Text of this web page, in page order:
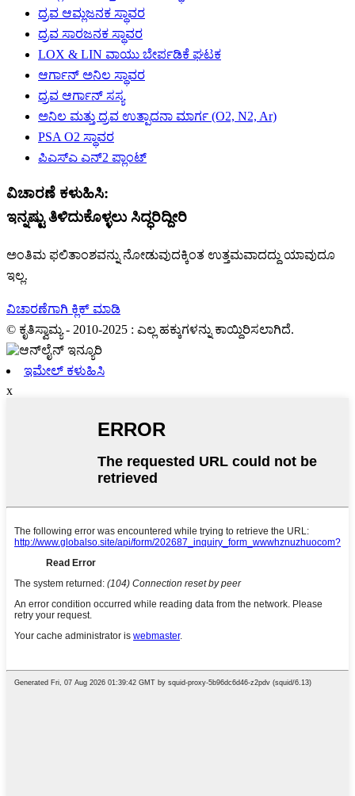
ದ್ರವ ಆಮ್ಲಜನಕ ಸ್ಥಾವರ
ದ್ರವ ಸಾರಜನಕ ಸ್ಥಾವರ
LOX & LIN ವಾಯು ಬೇರ್ಪಡಿಕೆ ಘಟಕ
ಆರ್ಗಾನ್ ಅನಿಲ ಸ್ಥಾವರ
ದ್ರವ ಆರ್ಗಾನ್ ಸಸ್ಯ
ಅನಿಲ ಮತ್ತು ದ್ರವ ಉತ್ಪಾದನಾ ಮಾರ್ಗ (O2, N2, Ar)
PSA O2 ಸ್ಥಾವರ
ಪಿಎಸ್ಎ ಎನ್2 ಪ್ಲಾಂಟ್
ವಿಚಾರಣೆ ಕಳುಹಿಸಿ:
ಇನ್ನಷ್ಟು ತಿಳಿದುಕೊಳ್ಳಲು ಸಿದ್ಧರಿದ್ದೀರಿ
ಅಂತಿಮ ಫಲಿತಾಂಶವನ್ನು ನೋಡುವುದಕ್ಕಿಂತ ಉತ್ತಮವಾದದ್ದು ಯಾವುದೂ
ಇಲ್ಲ.
ವಿಚಾರಣೆಗಾಗಿ ಕ್ಲಿಕ್ ಮಾಡಿ
© ಕೃತಿಸ್ವಾಮ್ಯ - 2010-2025 : ಎಲ್ಲ ಹಕ್ಕುಗಳನ್ನು ಕಾಯ್ದಿರಿಸಲಾಗಿದೆ.
ಇಮೇಲ್ ಕಳುಹಿಸಿ
x